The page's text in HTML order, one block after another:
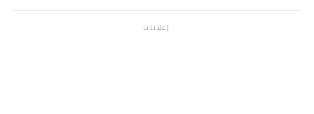
إعلانات